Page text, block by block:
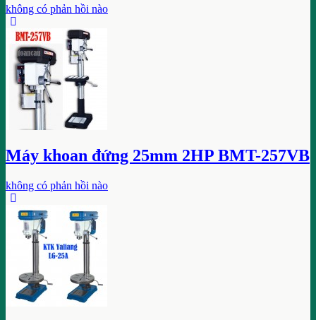
không có phản hồi nào
Máy khoan đứng 25mm 2HP BMT-257VB
không có phản hồi nào